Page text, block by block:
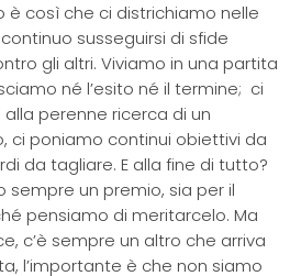
è così che ci districhiamo nelle
susseguirsi di sfide
gli altri. Viviamo in una partita
né l’esito né il termine; ci
perenne ricerca di un
ci poniamo continui obiettivi da
da tagliare. E alla fine di tutto?
sempre un premio, sia per il
pensiamo di meritarcelo. Ma
c’è sempre un altro che arriva
l’importante è che non siamo